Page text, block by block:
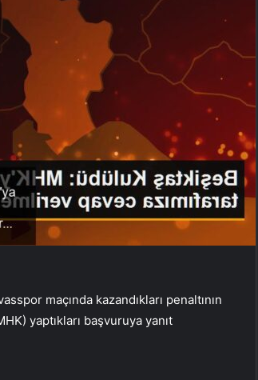
maçında kazandıkları penaltının
yaptıkları başvuruya yanıt